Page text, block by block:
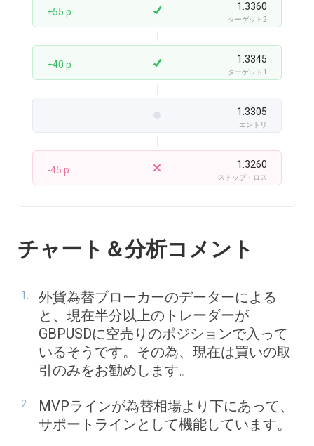
+55 p 1.3360
ターゲット2
+40 p 1.3345
ターゲット1
1.3305
エントリ
-45 p 1.3260
ストップ・ロス
チャート＆分析コメント
外貨為替ブローカーのデーターによる
と、現在半分以上のトレーダーが
GBPUSDに空売りのポジションで入って
いるそうです。その為、現在は買いの取
引のみをお勧めします。
MVPラインが為替相場より下にあって、
サポートラインとして機能しています。